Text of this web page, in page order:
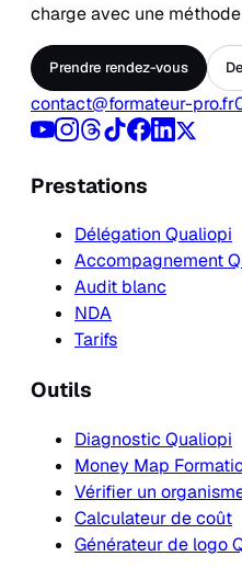
charge avec une
Prendre rendez-vous
contact@formateur-pro.fr
Prestations
Délégation Qualiopi
Accompagnement
Audit blanc
NDA
Tarifs
Outils
Diagnostic Qualiopi
Money Map
Vérifier un
Calculateur de coût
Générateur de logo